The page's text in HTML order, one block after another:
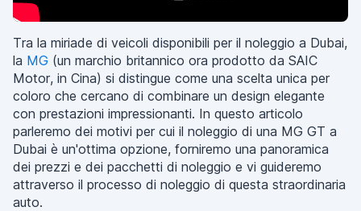
Tra la miriade di veicoli disponibili per il noleggio a Dubai,
la MG (un marchio britannico ora prodotto da SAIC
Motor, in Cina) si distingue come una scelta unica per
coloro che cercano di combinare un design elegante
con prestazioni impressionanti. In questo articolo
parleremo dei motivi per cui il noleggio di una MG GT a
Dubai è un'ottima opzione, forniremo una panoramica
dei prezzi e dei pacchetti di noleggio e vi guideremo
attraverso il processo di noleggio di questa straordinaria
auto.